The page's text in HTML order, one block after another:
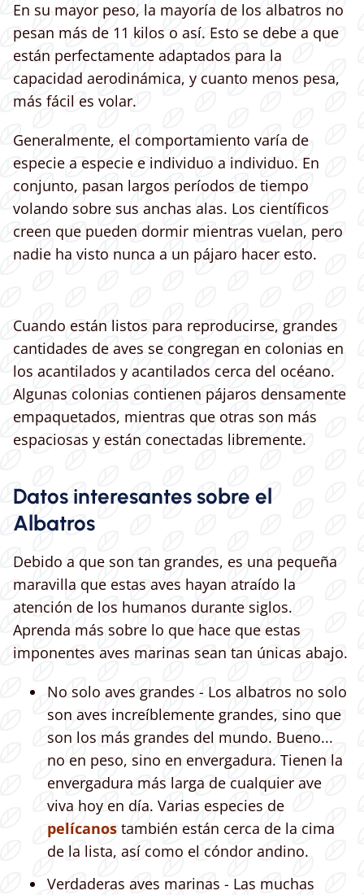
En su mayor peso, la mayoría de los albatros no
pesan más de 11 kilos o así. Esto se debe a que
están perfectamente adaptados para la
capacidad aerodinámica, y cuanto menos pesa,
más fácil es volar.
Generalmente, el comportamiento varía de
especie a especie e individuo a individuo. En
conjunto, pasan largos períodos de tiempo
volando sobre sus anchas alas. Los científicos
creen que pueden dormir mientras vuelan, pero
nadie ha visto nunca a un pájaro hacer esto.
Cuando están listos para reproducirse, grandes
cantidades de aves se congregan en colonias en
los acantilados y acantilados cerca del océano.
Algunas colonias contienen pájaros densamente
empaquetados, mientras que otras son más
espaciosas y están conectadas libremente.
Datos interesantes sobre el
Albatros
Debido a que son tan grandes, es una pequeña
maravilla que estas aves hayan atraído la
atención de los humanos durante siglos.
Aprenda más sobre lo que hace que estas
imponentes aves marinas sean tan únicas abajo.
No solo aves grandes - Los albatros no solo
son aves increíblemente grandes, sino que
son los más grandes del mundo. Bueno...
no en peso, sino en envergadura. Tienen la
envergadura más larga de cualquier ave
viva hoy en día. Varias especies de
pelícanos también están cerca de la cima
de la lista, así como el cóndor andino.
Verdaderas aves marinas - Las muchas